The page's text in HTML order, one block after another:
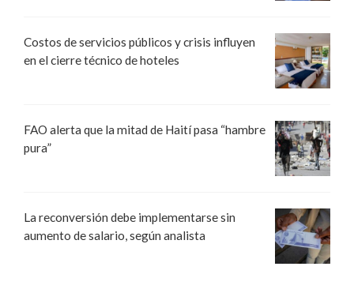
Costos de servicios públicos y crisis influyen
en el cierre técnico de hoteles
FAO alerta que la mitad de Haití pasa “hambre
pura”
La reconversión debe implementarse sin
aumento de salario, según analista